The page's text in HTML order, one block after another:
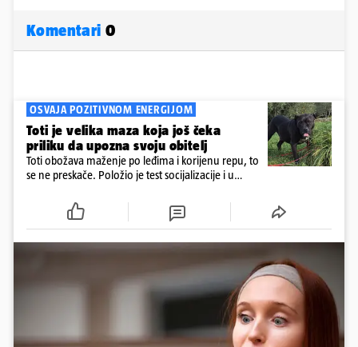
Komentari 0
OSVAJA POZITIVNOM ENERGIJOM
Toti je velika maza koja još čeka
priliku da upozna svoju obitelj
Toti obožava maženje po leđima i korijenu repu, to
se ne preskače. Položio je test socijalizacije i u
cijepljen protiv virusnih zaraznih bolesti